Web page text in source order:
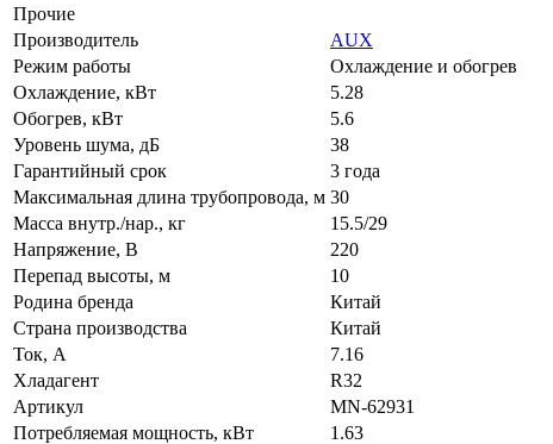
Прочие
Производитель
AUX
Режим работы
Охлаждение и обогрев
Охлаждение, кВт
5.28
Обогрев, кВт
5.6
Уровень шума, дБ
38
Гарантийный срок
3 года
Максимальная длина трубопровода, м 30
Масса внутр./нар., кг
15.5/29
Напряжение, В
220
Перепад высоты, м
10
Родина бренда
Китай
Страна производства
Китай
Ток, А
7.16
Хладагент
R32
Артикул
MN-62931
Потребляемая мощность, кВт
1.63